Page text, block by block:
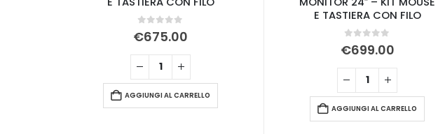
Su 5
€675.00
AGGIUNGI AL CARRELLO
E TASTIERA CON FILO
Su 5
€699.00
AGGIUNGI AL CARRELLO